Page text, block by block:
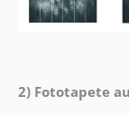
2) Fototapete